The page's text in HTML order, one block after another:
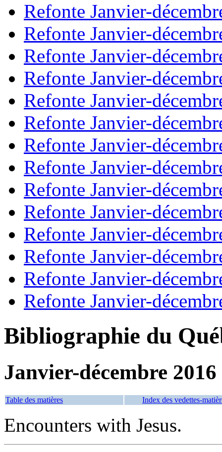
Refonte Janvier-
Refonte Janvier-
Refonte Janvier-
Refonte Janvier-
Refonte Janvier-
Refonte Janvier-
Refonte Janvier-
Refonte Janvier-
Refonte Janvier-
Refonte Janvier-
Refonte Janvier-
Refonte Janvier-
Refonte Janvier-
Refonte Janvier-
Bibliographie du
Janvier-décembre 2016
Table des matières Index des vedettes-
Encounters with Jesus.